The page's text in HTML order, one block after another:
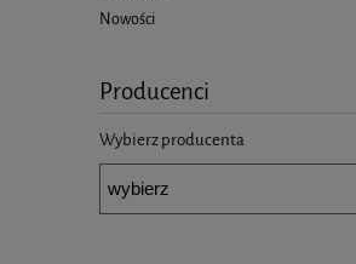
Nowości
Producenci
Wybierz producenta